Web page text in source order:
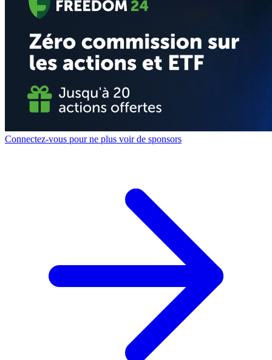
Connectez-vous pour ne plus voir de sponsors